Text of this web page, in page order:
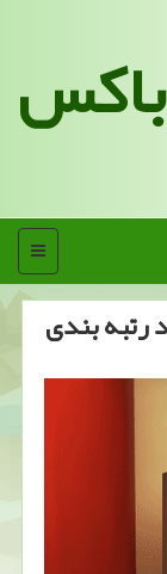
منو
رتبه بندی